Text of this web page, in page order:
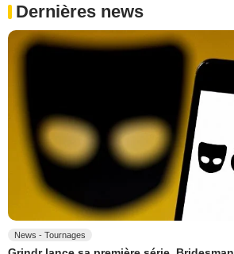
Dernières news
News - Tournages